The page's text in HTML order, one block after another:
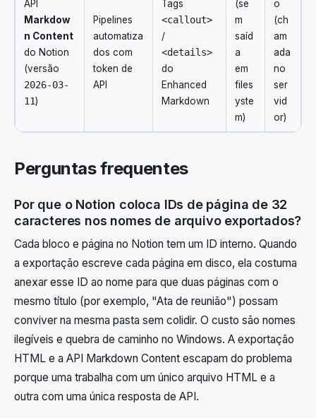
API
Markdow
n Content
do Notion
(versão
2026-03-
11)
Pipelines
automatiza
dos com
token de
API
Tags
<callout>
/
<details>
do
Enhanced
Markdown
(se
m
saíd
a
em
files
yste
m)
o
(ch
am
ada
no
ser
vid
or)
Perguntas frequentes
Por que o Notion coloca IDs de página de 32
caracteres nos nomes de arquivo exportados?
Cada bloco e página no Notion tem um ID interno. Quando
a exportação escreve cada página em disco, ela costuma
anexar esse ID ao nome para que duas páginas com o
mesmo título (por exemplo, "Ata de reunião") possam
conviver na mesma pasta sem colidir. O custo são nomes
ilegíveis e quebra de caminho no Windows. A exportação
HTML e a API Markdown Content escapam do problema
porque uma trabalha com um único arquivo HTML e a
outra com uma única resposta de API.